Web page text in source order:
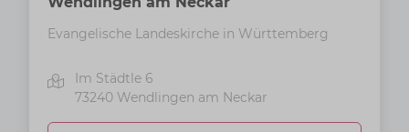
Evangelische Landeskirche in Württemberg
Im Städtle 6
73240 Wendlingen am Neckar